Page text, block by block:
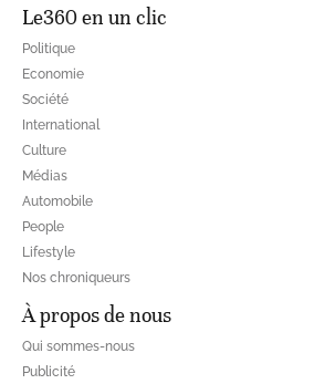
Le360 en un clic
Politique
Economie
Société
International
Culture
Médias
Automobile
People
Lifestyle
Nos chroniqueurs
À propos de nous
Qui sommes-nous
Publicité